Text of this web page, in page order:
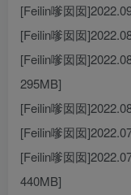
[Feilin嗲囡囡
[Feilin嗲囡囡
[Feilin嗲囡囡
295MB]
[Feilin嗲囡囡
[Feilin嗲囡囡
[Feilin嗲囡囡
440MB]